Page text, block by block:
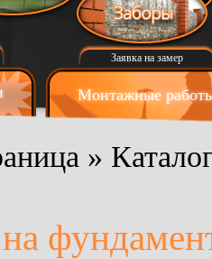
Заявка на замер
Монтажные
»